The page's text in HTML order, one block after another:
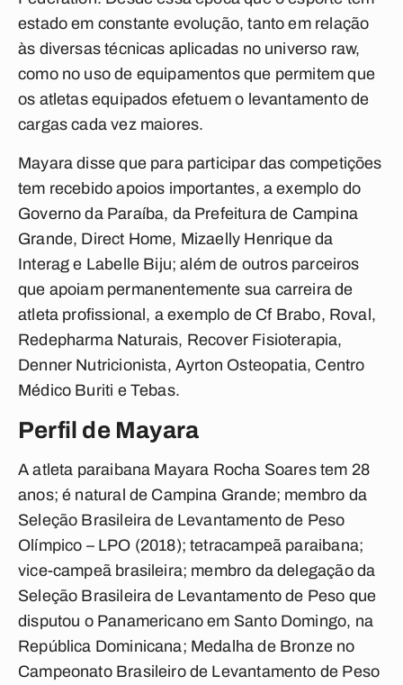
estado em constante evolução, tanto em relação
às diversas técnicas aplicadas no universo raw,
como no uso de equipamentos que permitem que
os atletas equipados efetuem o levantamento de
cargas cada vez maiores.
Mayara disse que para participar das competições
tem recebido apoios importantes, a exemplo do
Governo da Paraíba, da Prefeitura de Campina
Grande, Direct Home, Mizaelly Henrique da
Interag e Labelle Biju; além de outros parceiros
que apoiam permanentemente sua carreira de
atleta profissional, a exemplo de Cf Brabo, Roval,
Redepharma Naturais, Recover Fisioterapia,
Denner Nutricionista, Ayrton Osteopatia, Centro
Médico Buriti e Tebas.
Perfil de Mayara
A atleta paraibana Mayara Rocha Soares tem 28
anos; é natural de Campina Grande; membro da
Seleção Brasileira de Levantamento de Peso
Olímpico – LPO (2018); tetracampeã paraibana;
vice-campeã brasileira; membro da delegação da
Seleção Brasileira de Levantamento de Peso que
disputou o Panamericano em Santo Domingo, na
República Dominicana; Medalha de Bronze no
Campeonato Brasileiro de Levantamento de Peso